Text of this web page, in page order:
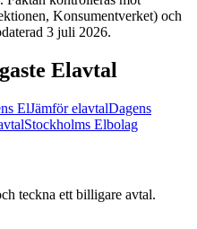
Konsumentverket) och
3 juli 2026.
Elavtal
ElJämför elavtalDagens
Stockholms Elbolag
teckna ett billigare avtal.